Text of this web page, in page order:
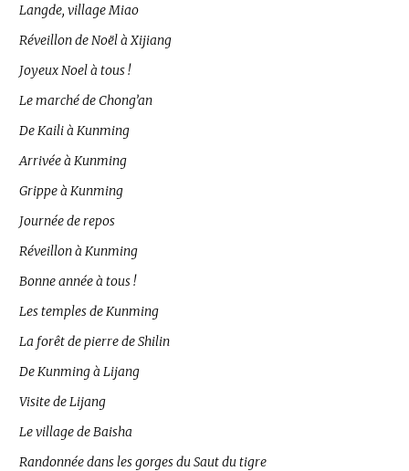
Langde, village Miao
Réveillon de Noël à Xijiang
Joyeux Noel à tous !
Le marché de Chong’an
De Kaili à Kunming
Arrivée à Kunming
Grippe à Kunming
Journée de repos
Réveillon à Kunming
Bonne année à tous !
Les temples de Kunming
La forêt de pierre de Shilin
De Kunming à Lijang
Visite de Lijang
Le village de Baisha
Randonnée dans les gorges du Saut du tigre